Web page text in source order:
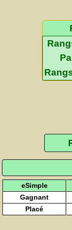
eSimple
Gagnant
Placé